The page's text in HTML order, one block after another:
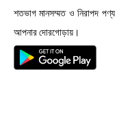
শতভাগ মানসম্মত ও নিরাপদ পণ্য
আপনার দোরগোড়ায়।